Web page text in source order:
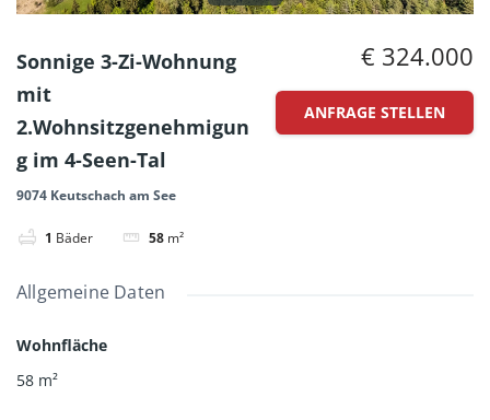
Sonnige 3-Zi-Wohnung
mit
2.Wohnsitzgenehmigun
g im 4-Seen-Tal
9074 Keutschach am See
1 Bäder 58 m²
€ 324.000
ANFRAGE STELLEN
Allgemeine Daten
Wohnfläche
58 m²